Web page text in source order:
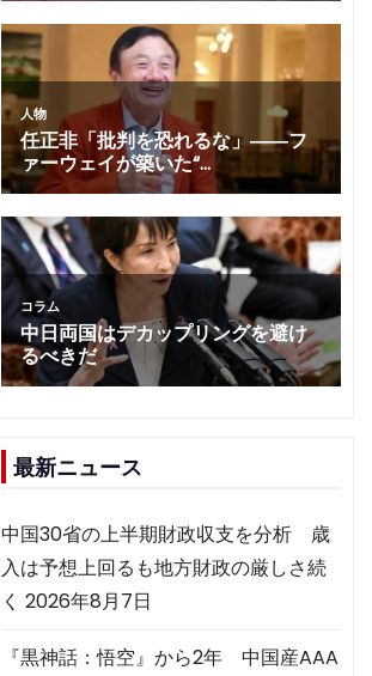
最新ニュース
中国30省の上半期財政収支を分析 歳
入は予想上回るも地方財政の厳しさ続
く 2026年8月7日
『黒神話：悟空』から2年 中国産AAA